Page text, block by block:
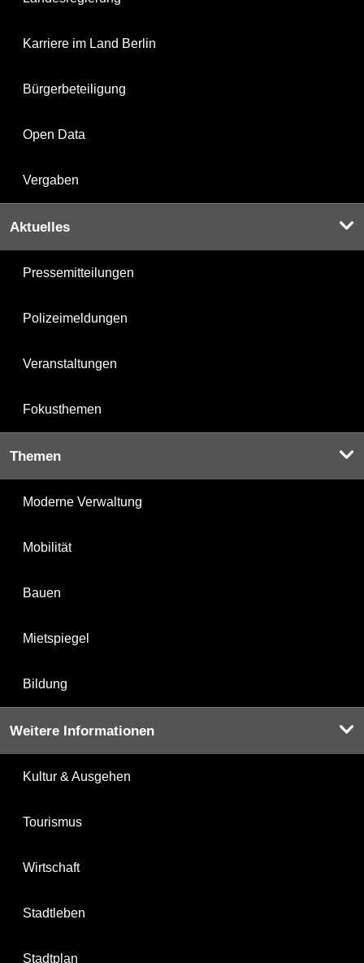
Karriere im Land Berlin
Bürgerbeteiligung
Open Data
Vergaben
Aktuelles
Pressemitteilungen
Polizeimeldungen
Veranstaltungen
Fokusthemen
Themen
Moderne Verwaltung
Mobilität
Bauen
Mietspiegel
Bildung
Weitere Informationen
Kultur & Ausgehen
Tourismus
Wirtschaft
Stadtleben
Stadtplan